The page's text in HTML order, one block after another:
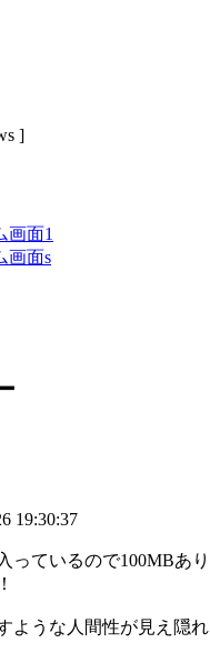
]
19:30:37
っているので100MBあり
ような人間性が見え隠